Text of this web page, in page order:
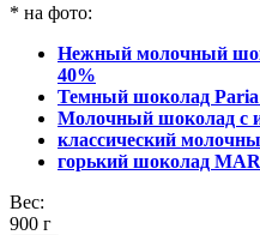
* на фото:
Нежный молочный
40%
Темный шоколад Paria
Молочный шоколад с
классический
горький шоколад
Вес:
900 г